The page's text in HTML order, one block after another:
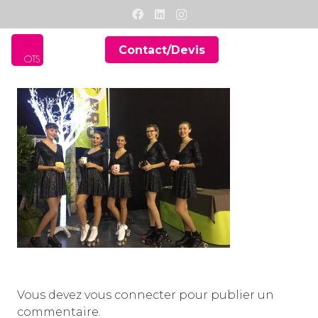
Contact/Devis
Vous devez vous connecter pour publier un
commentaire.